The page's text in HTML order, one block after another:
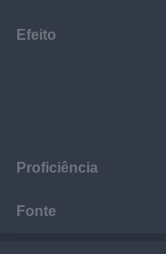
Efeito
Proficiência
Fonte